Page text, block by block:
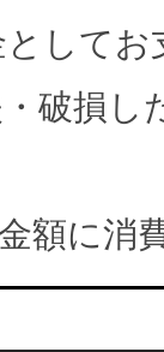
して
破損し
額に消